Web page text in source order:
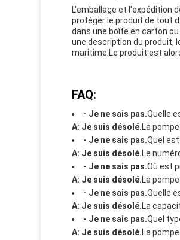
L'emballage et l'expédition
protéger le produit de tout
dans une boîte en carton
une description du produit,
maritime.Le produit est
FAQ:
- Je ne sais pas.Quelle
A: Je suis désolé.La
- Je ne sais pas.Quel
A: Je suis désolé.Le
- Je ne sais pas.Où est
A: Je suis désolé.La
- Je ne sais pas.Quelle
A: Je suis désolé.La
- Je ne sais pas.Quel
A: Je suis désolé.La